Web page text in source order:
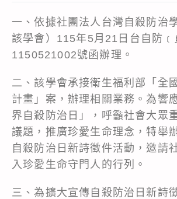
一、依據社團法人台灣自殺防治
該學會）115年5月21日台自防﹝
1150521002號函辦理。
二、該學會承接衛生福利部「全
計畫」案，辦理相關業務。為響
界自殺防治日」，呼籲社會大眾
議題，推廣珍愛生命理念，特舉
自殺防治日新詩徵件活動，邀請
入珍愛生命守門人的行列。
三、為擴大宣傳自殺防治日新詩